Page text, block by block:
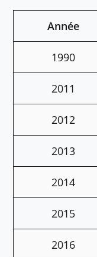
Année
1990
2011
2012
2013
2014
2015
2016